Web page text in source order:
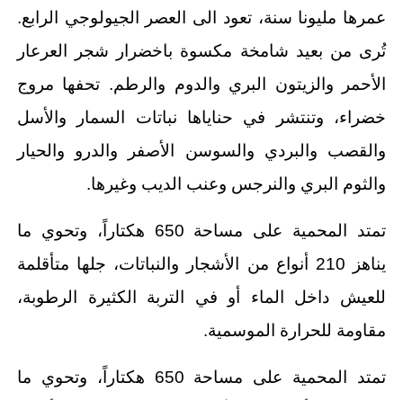
عمرها مليونا سنة، تعود الى العصر الجيولوجي الرابع.
تُرى من بعيد شامخة مكسوة باخضرار شجر العرعار
الأحمر والزيتون البري والدوم والرطم. تحفها مروج
خضراء، وتنتشر في حناياها نباتات السمار والأسل
والقصب والبردي والسوسن الأصفر والدرو والحيار
والثوم البري والنرجس وعنب الديب وغيرها.
تمتد المحمية على مساحة 650 هكتاراً، وتحوي ما
يناهز 210 أنواع من الأشجار والنباتات، جلها متأقلمة
للعيش داخل الماء أو في التربة الكثيرة الرطوبة،
مقاومة للحرارة الموسمية.
تمتد المحمية على مساحة 650 هكتاراً، وتحوي ما